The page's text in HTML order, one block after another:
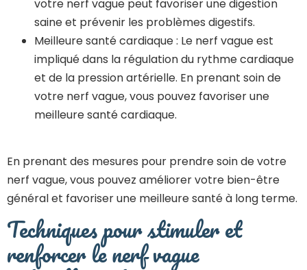
votre nerf vague peut favoriser une digestion
saine et prévenir les problèmes digestifs.
Meilleure santé cardiaque : Le nerf vague est
impliqué dans la régulation du rythme cardiaque
et de la pression artérielle. En prenant soin de
votre nerf vague, vous pouvez favoriser une
meilleure santé cardiaque.
En prenant des mesures pour prendre soin de votre
nerf vague, vous pouvez améliorer votre bien-être
général et favoriser une meilleure santé à long terme.
Techniques pour stimuler et
renforcer le nerf vague